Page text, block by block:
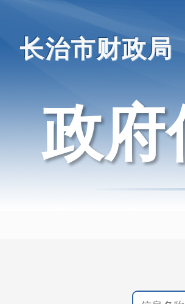
长治市财政局
政府